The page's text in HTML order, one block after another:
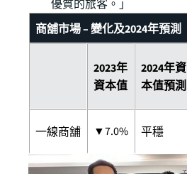
優質的旅客。」
商舖市場 – 變化及2024年預測
2023年
資本值
2024年資
本值預測
一線商舖 ▼7.0% 平穩